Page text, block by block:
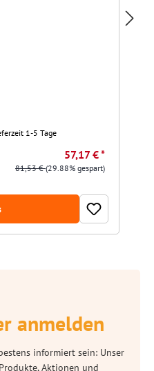
1-5 Tage
57,17 € *
81,53 €(29.88% gespart)
anmelden
informiert sein: Unser
Aktionen und